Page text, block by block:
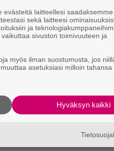
puhutaan!
sähköpostiin
laitteellesi
sekä laitteesi
ja
sivuston toimivuuteen ja
myös ilman suostumusta, jos
asetuksiasi milloin tahansa
Hyväksyn kaikki